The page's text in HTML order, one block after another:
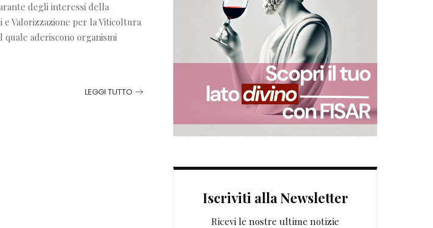
degli interessi della
Valorizzazione per la Viticoltura
quale aderiscono organismi
LEGGI TUTTO
Iscriviti alla Newsletter
Ricevi le nostre ultime notizie